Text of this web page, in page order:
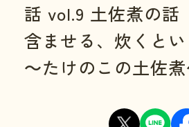
話 vol.9 土佐煮の話
含ませる、炊くとい
～たけのこの土佐